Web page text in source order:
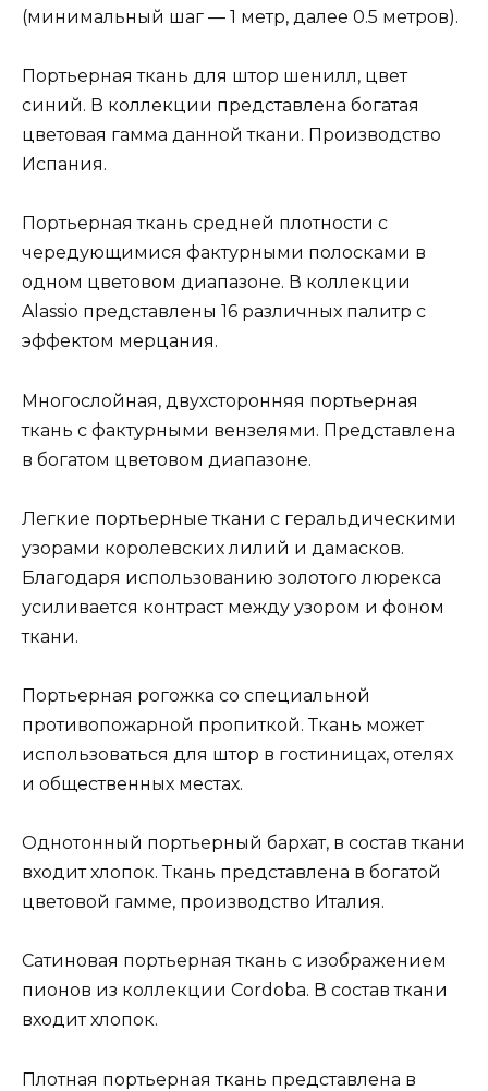
(минимальный шаг — 1 метр, далее 0.5 метров).
Портьерная ткань для штор шенилл, цвет
синий. В коллекции представлена богатая
цветовая гамма данной ткани. Производство
Испания.
Портьерная ткань средней плотности с
чередующимися фактурными полосками в
одном цветовом диапазоне. В коллекции
Alassio представлены 16 различных палитр с
эффектом мерцания.
Многослойная, двухсторонняя портьерная
ткань с фактурными вензелями. Представлена
в богатом цветовом диапазоне.
Легкие портьерные ткани с геральдическими
узорами королевских лилий и дамасков.
Благодаря использованию золотого люрекса
усиливается контраст между узором и фоном
ткани.
Портьерная рогожка со специальной
противопожарной пропиткой. Ткань может
использоваться для штор в гостиницах, отелях
и общественных местах.
Однотонный портьерный бархат, в состав ткани
входит хлопок. Ткань представлена в богатой
цветовой гамме, производство Италия.
Сатиновая портьерная ткань с изображением
пионов из коллекции Cordoba. В состав ткани
входит хлопок.
Плотная портьерная ткань представлена в